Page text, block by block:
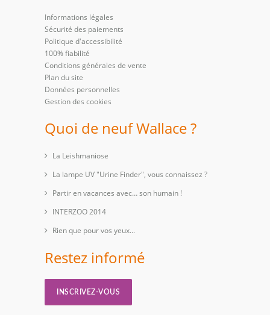
Informations légales
Sécurité des paiements
Politique d'accessibilité
100% fiabilité
Conditions générales de vente
Plan du site
Données personnelles
Gestion des cookies
Quoi de neuf Wallace ?
La Leishmaniose
La lampe UV "Urine Finder", vous connaissez ?
Partir en vacances avec… son humain !
INTERZOO 2014
Rien que pour vos yeux...
Restez informé
INSCRIVEZ-VOUS